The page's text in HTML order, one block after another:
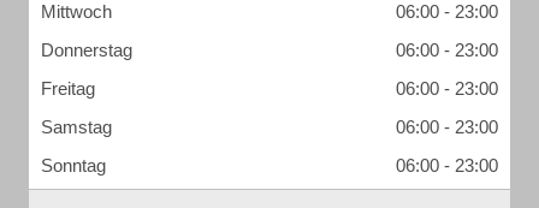
Mittwoch
06:00 - 23:00
Donnerstag
06:00 - 23:00
Freitag
06:00 - 23:00
Samstag
06:00 - 23:00
Sonntag
06:00 - 23:00